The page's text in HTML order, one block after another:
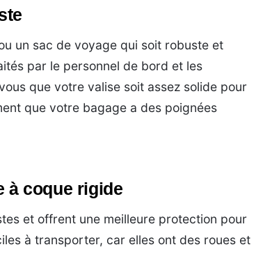
un sac de voyage qui soit robuste et
par le personnel de bord et les
que votre valise soit assez solide pour
que votre bagage a des poignées
à coque rigide
et offrent une meilleure protection pour
à transporter, car elles ont des roues et